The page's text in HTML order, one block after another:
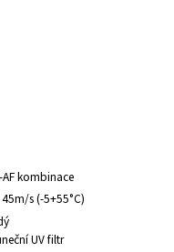
AF kombinace
s (-5+55°C)
UV filtr